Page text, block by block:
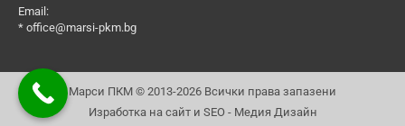
Email:
* office@marsi-pkm.bg
Марси ПКМ © 2013-2026 Всички права запазени
Изработка на сайт и SEO - Медия Дизайн